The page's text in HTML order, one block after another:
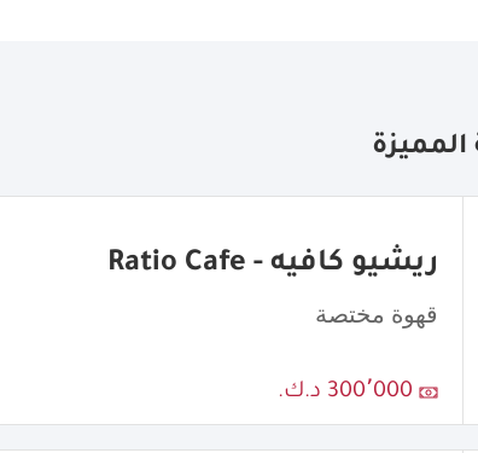
المميزة
ريشيو كافيه - Ratio Cafe
قهوة مختصة
300٬000 د.ك.